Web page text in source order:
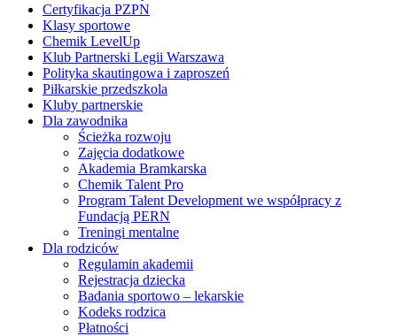
Certyfikacja PZPN
Klasy sportowe
Chemik LevelUp
Klub Partnerski Legii Warszawa
Polityka skautingowa i zaproszeń
Piłkarskie przedszkola
Kluby partnerskie
Dla zawodnika
Ścieżka rozwoju
Zajęcia dodatkowe
Akademia Bramkarska
Chemik Talent Pro
Program Talent Development we współpracy z
Fundacją PERN
Treningi mentalne
Dla rodziców
Regulamin akademii
Rejestracja dziecka
Badania sportowo – lekarskie
Kodeks rodzica
Płatności